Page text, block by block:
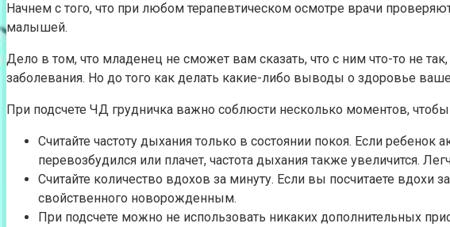
Начнем с того, что при любом терапевтическом осмотре врачи
малышей.
Дело в том, что младенец не сможет вам сказать, что с ним что-то не
заболевания. Но до того как делать какие-либо выводы о здоровье
При подсчете ЧД грудничка важно соблюсти несколько моментов,
Считайте частоту дыхания только в состоянии покоя. Если
перевозбудился или плачет, частота дыхания также увеличится.
Считайте количество вдохов за минуту. Если вы посчитаете
свойственного новорожденным.
При подсчете можно не использовать никаких дополнительных